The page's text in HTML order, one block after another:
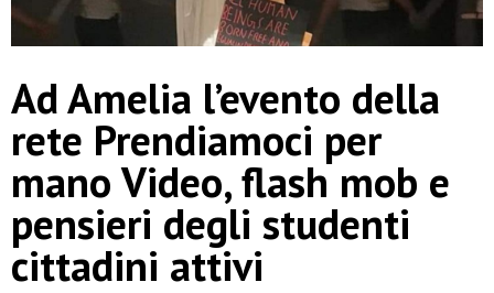
Ad Amelia l’evento della
rete Prendiamoci per
mano Video, flash mob e
pensieri degli studenti
cittadini attivi